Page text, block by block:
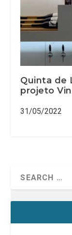
Quinta de
projeto
31/05/2022